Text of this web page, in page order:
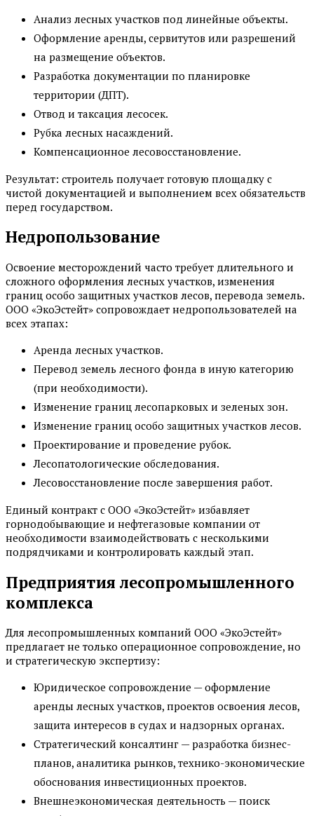
Анализ лесных участков под линейные объекты.
Оформление аренды, сервитутов или разрешений
на размещение объектов.
Разработка документации по планировке
территории (ДПТ).
Отвод и таксация лесосек.
Рубка лесных насаждений.
Компенсационное лесовосстановление.
Результат: строитель получает готовую площадку с
чистой документацией и выполнением всех обязательств
перед государством.
Недропользование
Освоение месторождений часто требует длительного и
сложного оформления лесных участков, изменения
границ особо защитных участков лесов, перевода земель.
ООО «ЭкоЭстейт» сопровождает недропользователей на
всех этапах:
Аренда лесных участков.
Перевод земель лесного фонда в иную категорию
(при необходимости).
Изменение границ лесопарковых и зеленых зон.
Изменение границ особо защитных участков лесов.
Проектирование и проведение рубок.
Лесопатологические обследования.
Лесовосстановление после завершения работ.
Единый контракт с ООО «ЭкоЭстейт» избавляет
горнодобывающие и нефтегазовые компании от
необходимости взаимодействовать с несколькими
подрядчиками и контролировать каждый этап.
Предприятия лесопромышленного
комплекса
Для лесопромышленных компаний ООО «ЭкоЭстейт»
предлагает не только операционное сопровождение, но
и стратегическую экспертизу:
Юридическое сопровождение — оформление
аренды лесных участков, проектов освоения лесов,
защита интересов в судах и надзорных органах.
Стратегический консалтинг — разработка бизнес-
планов, аналитика рынков, технико-экономические
обоснования инвестиционных проектов.
Внешнеэкономическая деятельность — поиск